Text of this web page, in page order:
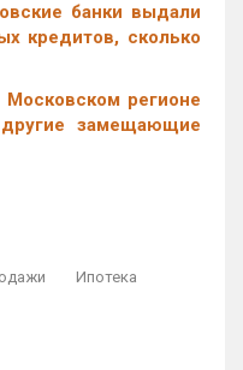
банки выдали
кредитов, сколько
регионе
замещающие
Ипотека